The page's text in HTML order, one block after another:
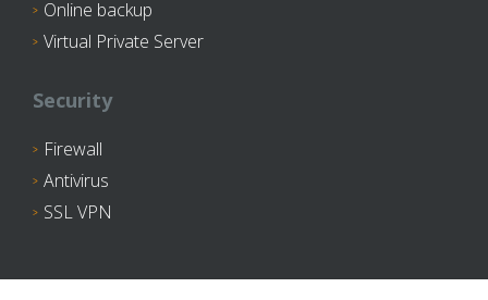
Online backup
Virtual Private Server
Security
Firewall
Antivirus
SSL VPN